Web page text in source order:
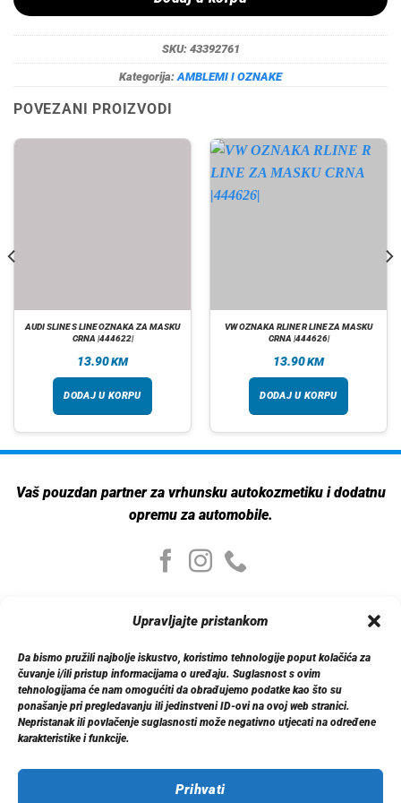
Upravljajte pristankom
Da bismo pružili najbolje iskustvo, koristimo tehnologije poput kolačića za
čuvanje i/ili pristup informacijama o uređaju. Suglasnost s ovim
tehnologijama će nam omogućiti da obrađujemo podatke kao što su
ponašanje pri pregledavanju ili jedinstveni ID-ovi na ovoj web stranici.
Nepristanak ili povlačenje suglasnosti može negativno utjecati na određene
karakteristike i funkcije.
Prihvati
SKU: 43392761
Kategorija: AMBLEMI I OZNAKE
POVEZANI PROIZVODI
AUDI SLINE S LINE OZNAKA ZA MASKU
CRNA |444622|
13.90KM
DODAJ U KORPU
VW OZNAKA RLINE R LINE ZA MASKU
CRNA |444626|
13.90KM
DODAJ U KORPU
Vaš pouzdan partner za vrhunsku autokozmetiku i dodatnu
opremu za automobile.
Moj nalog
Moj nalog
Moje narudžbe
Detalji računa
Log out
Informacije
Politika privatnosti